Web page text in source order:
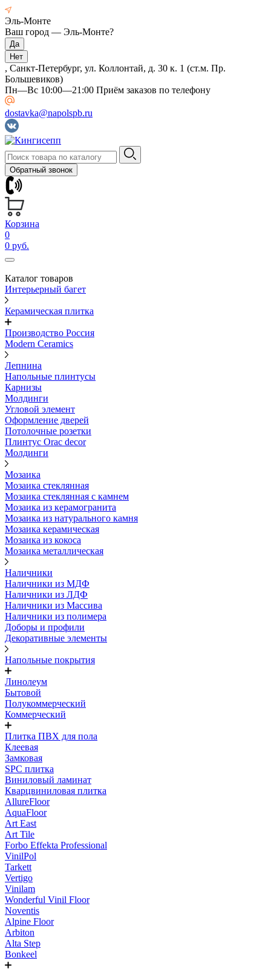
Эль-Монте
Ваш город — Эль-Монте?
, Санкт-Петербург, ул. Коллонтай, д. 30 к. 1 (ст.м. Пр.
Большевиков)
Пн—Вс 10:00—21:00 Приём заказов по телефону
dostavka@napolspb.ru
Обратный звонок
Корзина
0
0 руб.
Каталог товаров
Интерьерный багет
Керамическая плитка
Производство Россия
Modern Ceramics
Лепнина
Напольные плинтусы
Карнизы
Молдинги
Угловой элемент
Оформление дверей
Потолочные розетки
Плинтус Orac decor
Молдинги
Мозаика
Мозаика стеклянная
Мозаика стеклянная с камнем
Мозаика из керамогранита
Мозаика из натурального камня
Мозаика керамическая
Мозаика из кокоса
Мозаика металлическая
Наличники
Наличники из МДФ
Наличники из ЛДФ
Наличники из Массива
Наличники из полимера
Доборы и профили
Декоративные элементы
Напольные покрытия
Линолеум
Бытовой
Полукоммерческий
Коммерческий
Плитка ПВХ для пола
Клеевая
Замковая
SPC плитка
Виниловый ламинат
Кварцвиниловая плитка
AllureFloor
AquaFloor
Art East
Art Tile
Forbo Effekta Professional
VinilPol
Tarkett
Vertigo
Vinilam
Wonderful Vinil Floor
Noventis
Alpine Floor
Arbiton
Alta Step
Bonkeel